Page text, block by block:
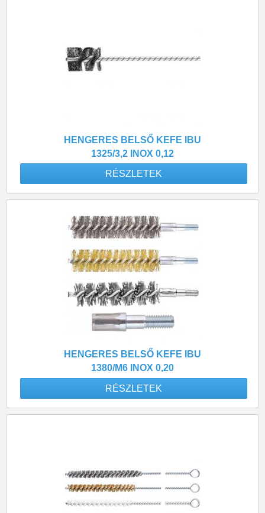
HENGERES BELSŐ KEFE IBU
1325/3,2 INOX 0,12
RÉSZLETEK
HENGERES BELSŐ KEFE IBU
1380/M6 INOX 0,20
RÉSZLETEK